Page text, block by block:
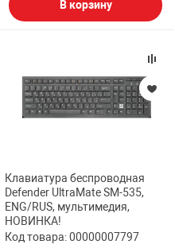
В корзину
Клавиатура беспроводная
Defender UltraMate SM-535,
ENG/RUS, мультимедия,
НОВИНКА!
Код товара: 00000007797